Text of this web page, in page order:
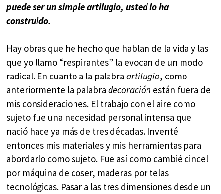
puede ser un simple artilugio, usted lo ha
construido.
Hay obras que he hecho que hablan de la vida y las
que yo llamo “respirantes” la evocan de un modo
radical. En cuanto a la palabraartilugio, como
anteriormente la palabradecoración están fuera de
mis consideraciones. El trabajo con el aire como
sujeto fue una necesidad personal intensa que
nació hace ya más de tres décadas. Inventé
entonces mis materiales y mis herramientas para
abordarlo como sujeto. Fue así como cambié cincel
por máquina de coser, maderas por telas
tecnológicas. Pasar a las tres dimensiones desde un